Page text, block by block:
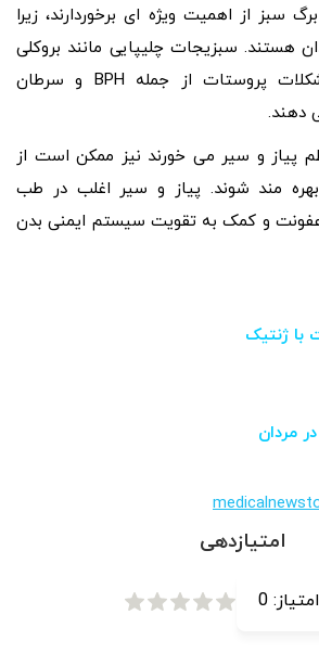
سبز از اهمیت ویژه ای برخوردارند، زیرا
هستند. سبزیجات چلیپایی مانند بروکلی
نیز خطر ابتلا به مشکلات پروستات از جمله BPH و سرطان
دهند.
پیاز و سیر می خورند نیز ممکن است از
خطر کمتری از BPH بهره مند شوند. پیاز و سیر اغلب در طب
عفونت و کمک به تقویت سیستم ایمنی بدن
با ژنتیک
مردان
امتیازدهی
امتیاز: 0